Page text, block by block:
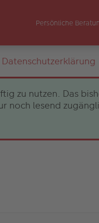
Persönliche
Datenschutzerklärung
zu nutzen. Das
noch lesend